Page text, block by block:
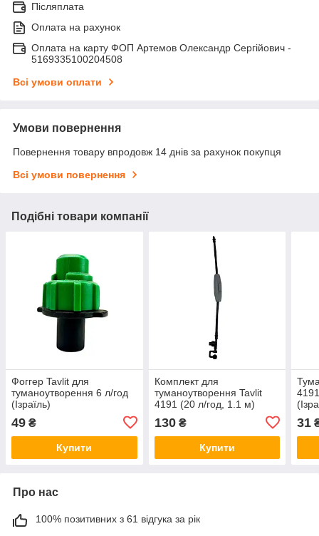
Післяплата
Оплата на рахунок
Оплата на карту ФОП Артемов Олександр Сергійович -
5169335100204508
Всі умови оплати
Умови повернення
Повернення товару впродовж 14 днів за рахунок покупця
Всі умови повернення
Подібні товари компанії
Фоггер Tavlit для
туманоутворення 6 л/год
(Ізраїль)
49 ₴
Купити
Комплект для
туманоутворення Tavlit
4191 (20 л/год, 1.1 м)
130₴
Купити
31
Про нас
100% позитивних з 61 відгука за рік